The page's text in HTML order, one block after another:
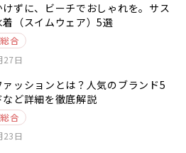
ずに、ビーチでおしゃれを。サス
（スイムウェア）5選
合
27日
ッションとは？人気のブランド5
ど詳細を徹底解説
合
23日